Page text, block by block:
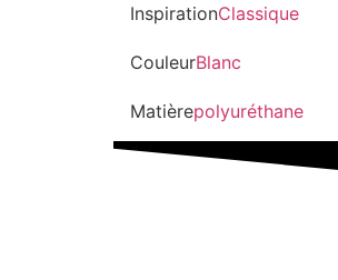
InspirationClassique
CouleurBlanc
Matièrepolyuréthane